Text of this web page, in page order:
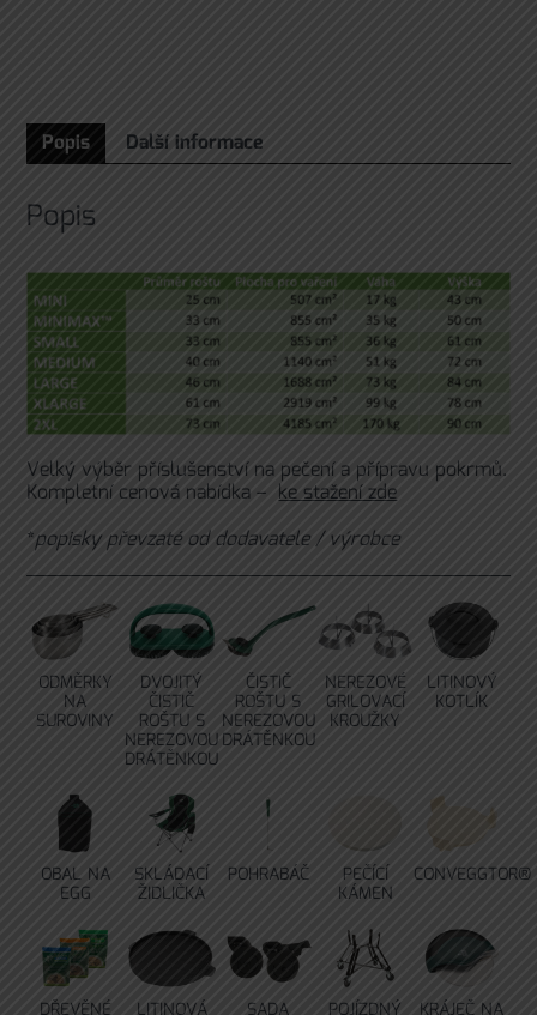
Popis Další informace
Popis
Velký výběr příslušenství na pečení a přípravu pokrmů.
Kompletní cenová nabídka –ke stažení zde
*popisky převzaté od dodavatele / výrobce
ODMĚRKY
NA
SUROVINY
DVOJITÝ
ČISTIČ
ROŠTU S
NEREZOVOU
DRÁTĚNKOU
ČISTIČ
ROŠTU S
NEREZOVOU
DRÁTĚNKOU
NEREZOVÉ
GRILOVACÍ
KROUŽKY
LITINOVÝ
KOTLÍK
OBAL NA
EGG
SKLÁDACÍ
ŽIDLIČKA
POHRABÁČ PEČÍCÍ
KÁMEN
CONVEGGTOR®